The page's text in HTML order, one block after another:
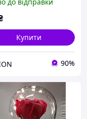
Купити
90%